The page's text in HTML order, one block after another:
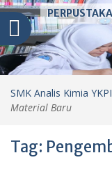
SMK Analis Kimia
Material Baru
Tag: